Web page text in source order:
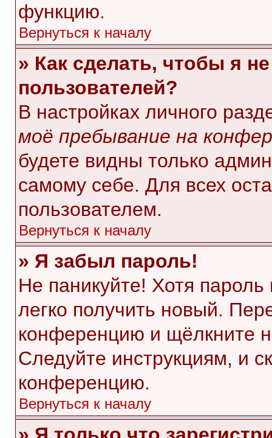
функцию.
Вернуться к началу
» Как сделать, чтобы я
пользователей?
В настройках личного
моё пребывание на
будете видны только
самому себе. Для всех
пользователем.
Вернуться к началу
» Я забыл пароль!
Не паникуйте! Хотя
легко получить новый.
конференцию и щёлкните
Следуйте инструкциям, и
конференцию.
Вернуться к началу